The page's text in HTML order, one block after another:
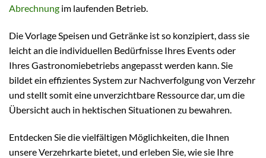
Abrechnung im laufenden Betrieb.
Die Vorlage Speisen und Getränke ist so konzipiert, dass sie
leicht an die individuellen Bedürfnisse Ihres Events oder
Ihres Gastronomiebetriebs angepasst werden kann. Sie
bildet ein effizientes System zur Nachverfolgung von Verzehr
und stellt somit eine unverzichtbare Ressource dar, um die
Übersicht auch in hektischen Situationen zu bewahren.
Entdecken Sie die vielfältigen Möglichkeiten, die Ihnen
unsere Verzehrkarte bietet, und erleben Sie, wie sie Ihre